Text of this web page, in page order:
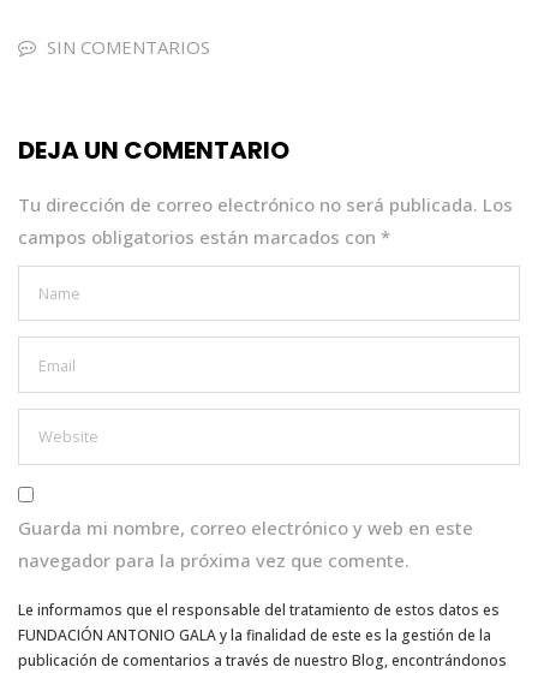
e
o
k
tets
p
e
SIN COMENTARIOS
DEJA UN COMENTARIO
Tu dirección de correo electrónico no será publicada. Los
campos obligatorios están marcados con *
Guarda mi nombre, correo electrónico y web en este
navegador para la próxima vez que comente.
Le informamos que el responsable del tratamiento de estos datos es
FUNDACIÓN ANTONIO GALA y la finalidad de este es la gestión de la
publicación de comentarios a través de nuestro Blog, encontrándonos